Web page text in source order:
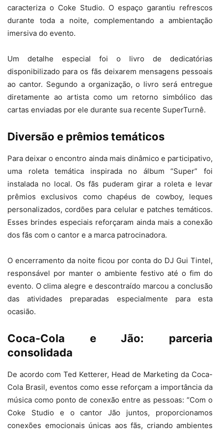
caracteriza o Coke Studio. O espaço garantiu refrescos
durante toda a noite, complementando a ambientação
imersiva do evento.
Um detalhe especial foi o livro de dedicatórias
disponibilizado para os fãs deixarem mensagens pessoais
ao cantor. Segundo a organização, o livro será entregue
diretamente ao artista como um retorno simbólico das
cartas enviadas por ele durante sua recente SuperTurnê.
Diversão e prêmios temáticos
Para deixar o encontro ainda mais dinâmico e participativo,
uma roleta temática inspirada no álbum “Super” foi
instalada no local. Os fãs puderam girar a roleta e levar
prêmios exclusivos como chapéus de cowboy, leques
personalizados, cordões para celular e patches temáticos.
Esses brindes especiais reforçaram ainda mais a conexão
dos fãs com o cantor e a marca patrocinadora.
O encerramento da noite ficou por conta do DJ Gui Tintel,
responsável por manter o ambiente festivo até o fim do
evento. O clima alegre e descontraído marcou a conclusão
das atividades preparadas especialmente para esta
ocasião.
Coca-Cola e Jão: parceria
consolidada
De acordo com Ted Ketterer, Head de Marketing da Coca-
Cola Brasil, eventos como esse reforçam a importância da
música como ponto de conexão entre as pessoas: “Com o
Coke Studio e o cantor Jão juntos, proporcionamos
conexões emocionais únicas aos fãs, criando ambientes